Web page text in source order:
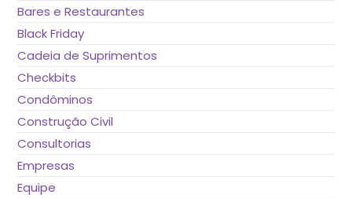
Bares e Restaurantes
Black Friday
Cadeia de Suprimentos
Checkbits
Condôminos
Construção Civil
Consultorias
Empresas
Equipe